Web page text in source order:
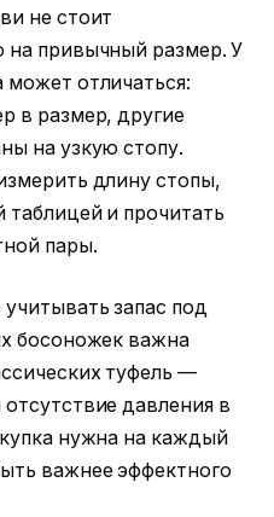
не стоит
на привычный размер. У
может отличаться:
в размер, другие
на узкую стопу.
длину стопы,
таблицей и прочитать
пары.
запас под
босоножек важна
туфель —
давления в
нужна на каждый
важнее эффектного